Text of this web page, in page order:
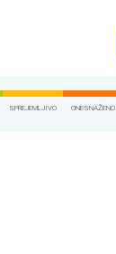
SPREJEMLJIVO ONESNAŽENO